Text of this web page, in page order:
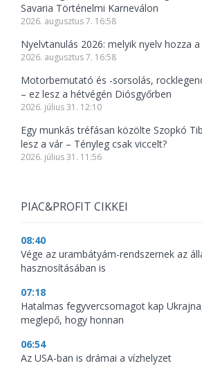
Savaria Történelmi Karneválon
2026. augusztus 7. 16:58
Nyelvtanulás 2026: melyik nyelv hozza
2026. augusztus 7. 16:58
Motorbemutató és -sorsolás,
– ez lesz a hétvégén Diósgyőrben
2026. július 31. 12:10
Egy munkás tréfásan közölte Szopkó
lesz a vár – Tényleg csak viccelt?
2026. július 31. 11:56
PIAC&PROFIT CIKKEI
08:40
Vége az urambátyám-rendszernek az
hasznosításában is
07:18
Hatalmas fegyvercsomagot kap
meglepő, hogy honnan
06:54
Az USA-ban is drámai a vízhelyzet